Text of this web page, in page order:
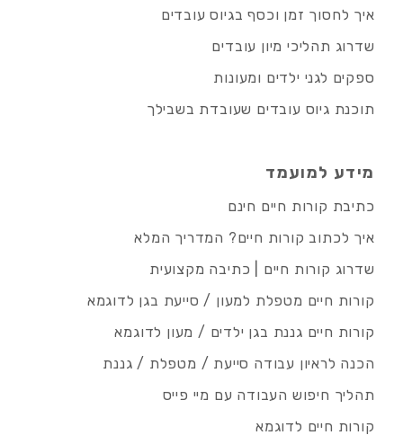
איך לחסוך זמן וכסף בגיוס עובדים
שדרוג תהליכי מיון עובדים
ספקים לגני ילדים ומעונות
תוכנת גיוס עובדים שעובדת בשבילך
מידע למועמד
כתיבת קורות חיים חינם
איך לכתוב קורות חיים? המדריך המלא
שדרוג קורות חיים | כתיבה מקצועית
קורות חיים מטפלת למעון / סייעת בגן לדוגמא
קורות חיים גננת בגן ילדים / מעון לדוגמא
הכנה לראיון עבודה סייעת / מטפלת / גננת
תהליך חיפוש העבודה עם מיי פייס
קורות חיים לדוגמא